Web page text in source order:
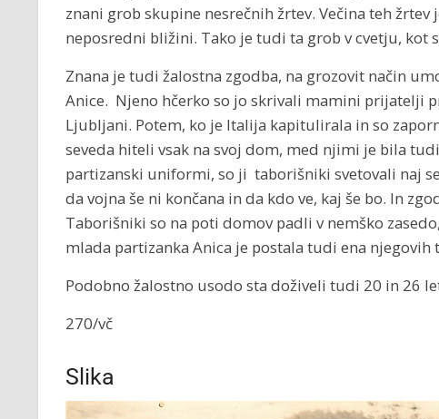
znani grob skupine nesrečnih žrtev. Večina teh
neposredni bližini. Tako je tudi ta grob v cvetju, kot
Znana je tudi žalostna zgodba, na grozovit način
Anice. Njeno hčerko so jo skrivali mamini prijatelji
Ljubljani. Potem, ko je Italija kapitulirala in so
seveda hiteli vsak na svoj dom, med njimi je bila
partizanski uniformi, so ji taborišniki svetovali naj
da vojna še ni končana in da kdo ve, kaj še bo. In
Taborišniki so na poti domov padli v nemško
mlada partizanka Anica je postala tudi ena njegovih
Podobno žalostno usodo sta doživeli tudi 20 in 26
270/vč
Slika